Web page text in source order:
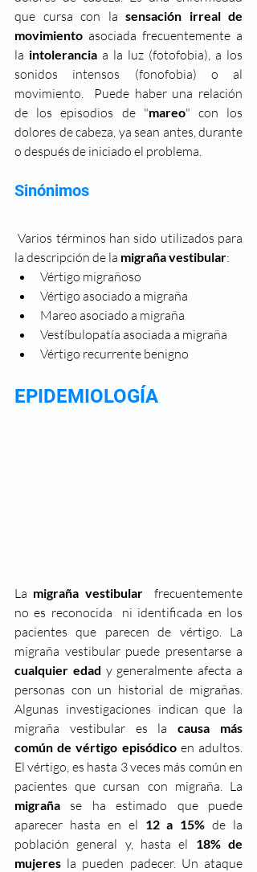
que cursa con la sensación irreal de
movimiento asociada frecuentemente a
la intolerancia a la luz (fotofobia), a los
sonidos intensos (fonofobia) o al
movimiento.  Puede haber una relación
de los episodios de "mareo" con los
dolores de cabeza, ya sean antes, durante
o después de iniciado el problema.
Sinónimos
Varios términos han sido utilizados para
la descripción de la migraña vestibular:
Vértigo migrañoso
Vértigo asociado a migraña
Mareo asociado a migraña
Vestíbulopatía asociada a migraña
Vértigo recurrente benigno
EPIDEMIOLOGÍA
La migraña vestibular
  frecuentemente
no es reconocida  ni identificada en los
pacientes que parecen de vértigo. La
cualquier edad y generalmente afecta a
personas con un historial de migrañas.
Algunas investigaciones indican que la
migraña vestibular es la causa más
común de vértigo episódico en adultos.
El vértigo, es hasta 3 veces más común en
migraña se ha estimado que puede
aparecer hasta en el 12 a 15% de la
población general y, hasta el 18% de
mujeres la pueden padecer. Un ataque